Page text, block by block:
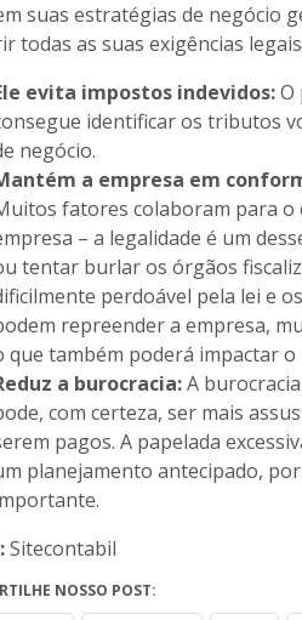
suas estratégias de negócio
todas as suas exigências
evita impostos indevidos:O
identificar os tributos
negócio.
a empresa em
fatores colaboram para o
– a legalidade é um
tentar burlar os órgãos
perdoável pela lei e
repreender a empresa,
que também poderá impactar o
a burocracia:A
com certeza, ser mais
pagos. A papelada
planejamento antecipado,
Sitecontabil
NOSSO POST: